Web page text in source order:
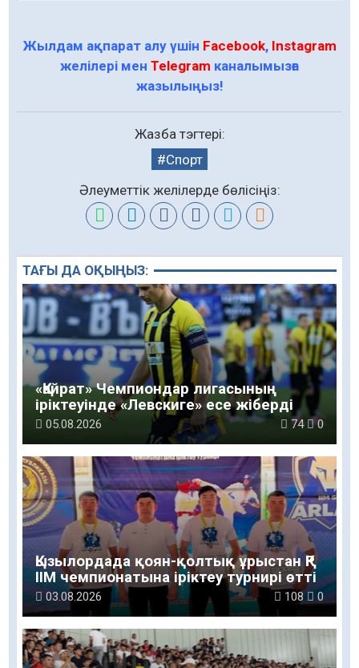
Жылдам ақпарат алу үшін Facebook, Instagram
желілері мен Telegram каналымызға
жазылыңыз!
Жазба тэгтері:
Спорт
Әлеуметтік желілерде бөлісіңіз:
ТАҒЫ ДА ОҚЫҢЫЗ:
«Қайрат» Чемпиондар лигасының
іріктеуінде «Левскиге» есе жіберді
05.08.2026 74 0
Қызылордада қоян-қолтық ұрыстан ҚР
ІІМ чемпионатына іріктеу турнирі өтті
03.08.2026 108 0